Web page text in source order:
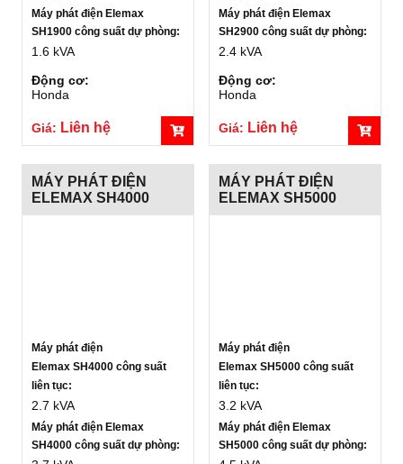
Máy phát điện Elemax
SH1900 công suất dự phòng:
1.6 kVA
Động cơ:
Honda
Giá: Liên hệ
Máy phát điện Elemax
SH2900 công suất dự phòng:
2.4 kVA
Động cơ:
Honda
Giá: Liên hệ
MÁY PHÁT ĐIỆN
ELEMAX SH4000
Máy phát điện
Elemax SH4000 công suất
liên tục:
2.7 kVA
Máy phát điện Elemax
SH4000 công suất dự phòng:
MÁY PHÁT ĐIỆN
ELEMAX SH5000
Máy phát điện
Elemax SH5000 công suất
liên tục:
3.2 kVA
Máy phát điện Elemax
SH5000 công suất dự phòng: